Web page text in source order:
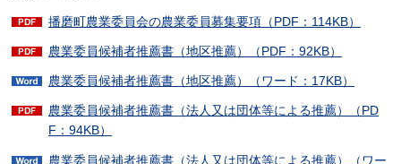
播磨町農業委員会の農業委員募集要項（PDF：114KB）
農業委員候補者推薦書（地区推薦）（PDF：92KB）
農業委員候補者推薦書（地区推薦）（ワード：17KB）
農業委員候補者推薦書（法人又は団体等による推薦）（PD
F：94KB）
農業委員候補者推薦書（法人又は団体等による推薦）（ワー